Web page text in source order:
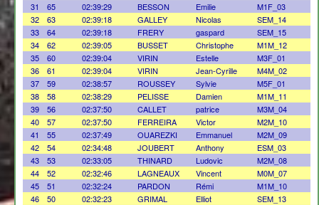
31
65 02:39:29 BESSON Emilie
M1F_03
32
63 02:39:18 GALLEY Nicolas
SEM_14
33
64 02:39:18 FRERY gaspard
SEM_15
34
62 02:39:05 BUSSET Christophe
M1M_12
35
60 02:39:04 VIRIN Estelle
M3F_01
36
61 02:39:04 VIRIN Jean-Cyrille
M4M_02
37
59 02:38:57 ROUSSEY Sylvie
M5F_01
38
58 02:38:29 PELISSE Damien
M1M_11
39
56 02:37:50 CALLET patrice
M3M_04
40
57 02:37:50 FERREIRA Victor
M2M_10
41
55 02:37:49 OUAREZKI Emmanuel
M2M_09
42
54 02:34:48 JOUBERT Anthony
ESM_03
43
53 02:33:05 THINARD Ludovic
M2M_08
44
52 02:32:46 LAGNEAUX Vincent
M0M_07
45
51 02:32:24 PARDON Rémi
M1M_10
46
50 02:32:23 GRIMAL Elliot
SEM_13